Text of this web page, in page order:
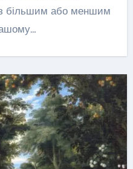
більшим або меншим